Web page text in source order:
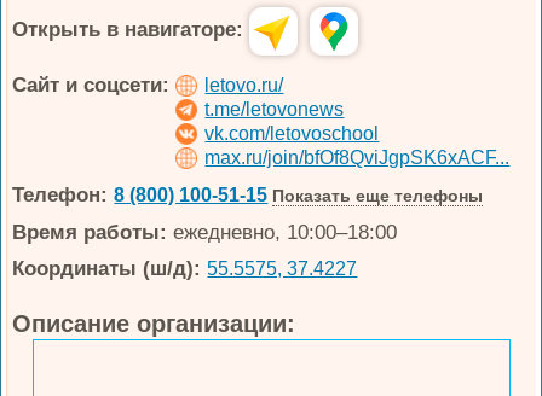
Открыть в навигаторе:
Сайт и соцсети:
letovo.ru/
t.me/letovonews
vk.com/letovoschool
max.ru/join/bfOf8QviJgpSK6xACF...
Телефон: 8 (800) 100-51-15 Показать еще телефоны
Время работы: ежедневно, 10:00–18:00
Координаты (ш/д): 55.5575, 37.4227
Описание организации: